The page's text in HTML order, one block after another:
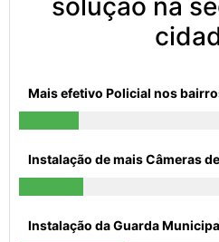
solução na
Mais efetivo Policial nos
Instalação de mais Câmeras
Instalação da Guarda